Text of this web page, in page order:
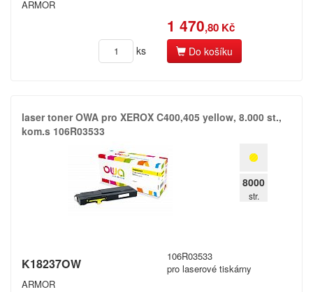
ARMOR
1 470,80 Kč
ks Do košíku
laser toner OWA pro XEROX C400,​405 yellow,​ 8.​000 st.​,​
kom.​s 106R03533
8000
str.
K18237OW
ARMOR
106R03533
pro laserové tiskárny